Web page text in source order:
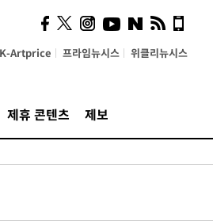
K-Artprice 프라임뉴시스 위클리뉴시스
제휴 콘텐츠 제보